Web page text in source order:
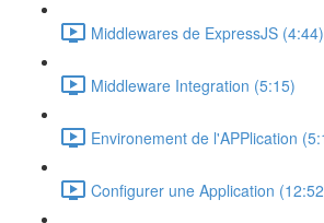
Middlewares de ExpressJS (4:44)
Middleware Integration (5:15)
Environement de l'APPlication
Configurer une Application